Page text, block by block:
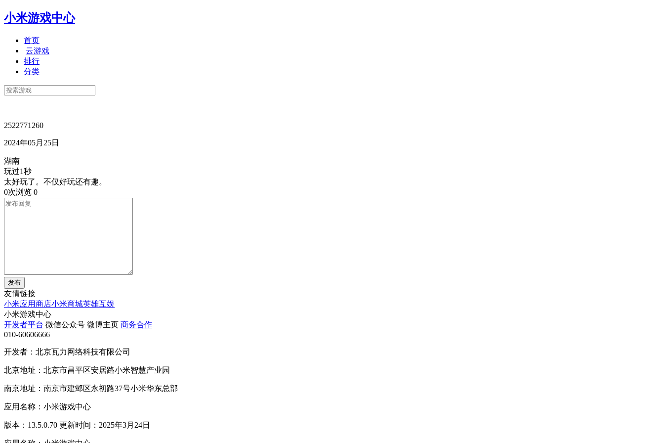
小米游戏中心
首页
云游戏
排行
分类
2522771260
2024年05月25日
湖南
玩过1秒
太好玩了。不仅好玩还有趣。
0次浏览 0
发布
友情链接
小米应用商店小米商城英雄互娱
小米游戏中心
开发者平台 微信公众号 微博主页 商务合作
010-60606666
开发者：北京瓦力网络科技有限公司
北京地址：北京市昌平区安居路小米智慧产业园
南京地址：南京市建邺区永初路37号小米华东总部
应用名称：小米游戏中心
版本：13.5.0.70 更新时间：2025年3月24日